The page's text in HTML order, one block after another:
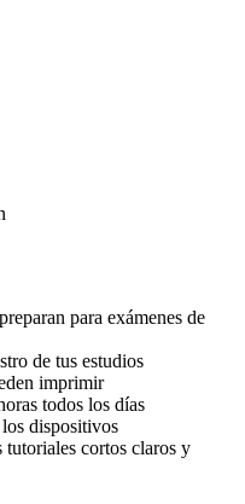
para exámenes de
de tus estudios
imprimir
todos los días
dispositivos
tutoriales cortos claros y